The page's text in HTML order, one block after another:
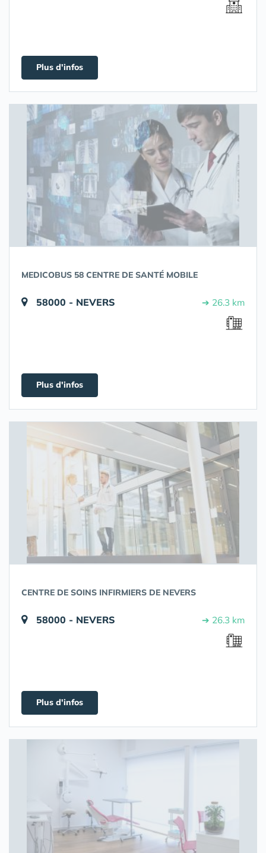
Plus d'infos
MEDICOBUS 58 CENTRE DE SANTÉ MOBILE
58000 - NEVERS ➔ 26.3 km
Plus d'infos
CENTRE DE SOINS INFIRMIERS DE NEVERS
58000 - NEVERS ➔ 26.3 km
Plus d'infos